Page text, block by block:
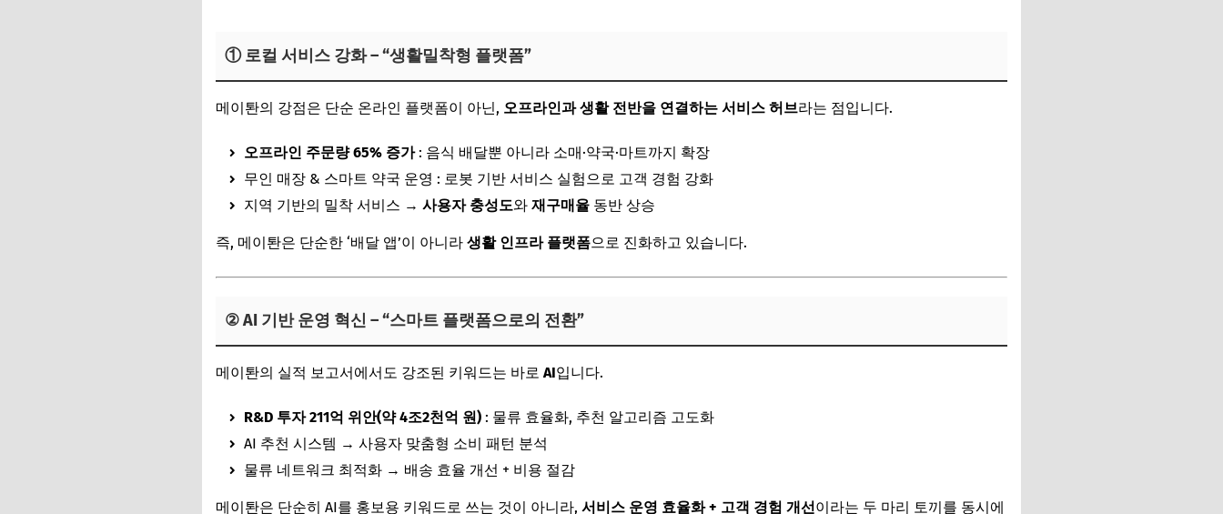
① 로컬 서비스 강화 – “생활밀착형 플랫폼”
메이퇀의 강점은 단순 온라인 플랫폼이 아닌, 오프라인과 생활 전반을 연결하는 서비스 허브라는 점입니다.
오프라인 주문량 65% 증가: 음식 배달뿐 아니라 소매·약국·마트까지 확장
무인 매장 & 스마트 약국 운영 : 로봇 기반 서비스 실험으로 고객 경험 강화
지역 기반의 밀착 서비스 → 사용자 충성도와 재구매율 동반 상승
즉, 메이퇀은 단순한 ‘배달 앱’이 아니라 생활 인프라 플랫폼으로 진화하고 있습니다.
② AI 기반 운영 혁신 – “스마트 플랫폼으로의 전환”
메이퇀의 실적 보고서에서도 강조된 키워드는 바로 AI입니다.
R&D 투자 211억 위안(약 4조2천억 원) : 물류 효율화, 추천 알고리즘 고도화
AI 추천 시스템 → 사용자 맞춤형 소비 패턴 분석
물류 네트워크 최적화 → 배송 효율 개선 + 비용 절감
메이퇀은 단순히 AI를 홍보용 키워드로 쓰는 것이 아니라, 서비스 운영 효율화 + 고객 경험 개선이라는 두 마리 토끼를 동시에